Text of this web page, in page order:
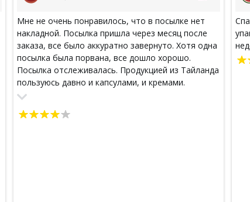
Мне не очень понравилось, что в посылке нет
накладной. Посылка пришла через месяц после
заказа, все было аккуратно завернуто. Хотя одна
посылка была порвана, все дошло хорошо.
Посылка отслеживалась. Продукцией из Тайланда
пользуюсь давно и капсулами, и кремами.
Спасибо магазину за подарочек маску для волос,